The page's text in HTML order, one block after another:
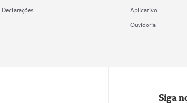
Declarações
Aplicativo
Ouvidoria
Siga